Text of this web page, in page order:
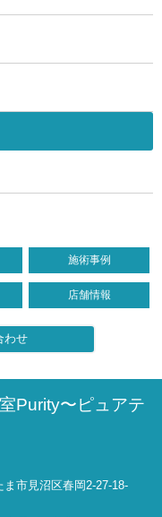
施術事例
店舗情報
わせ
Purity〜ピュアテ
ま市見沼区春岡2-27-18-